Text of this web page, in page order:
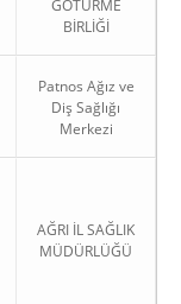
GÖTÜRME
BİRLİĞİ
Patnos Ağız ve
Diş Sağlığı
Merkezi
AĞRI İL SAĞLIK
MÜDÜRLÜĞÜ